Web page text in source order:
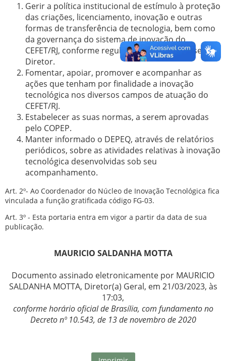
Gerir a política institucional de estímulo à proteção
das criações, licenciamento, inovação e outras
formas de transferência de tecnologia, bem como
da governança do sistema de inovação do
CEFET/RJ, conforme regulamentação do Conselho
Diretor.
Fomentar, apoiar, promover e acompanhar as
ações que tenham por finalidade a inovação
tecnológica nos diversos campos de atuação do
CEFET/RJ.
Estabelecer as suas normas, a serem aprovadas
pelo COPEP.
Manter informado o DEPEQ, através de relatórios
periódicos, sobre as atividades relativas à inovação
tecnológica desenvolvidas sob seu
acompanhamento.
Art. 2º- Ao Coordenador do Núcleo de Inovação Tecnológica fica
vinculada a função gratificada código FG-03.
Art. 3º - Esta portaria entra em vigor a partir da data de sua
publicação.
MAURICIO SALDANHA MOTTA
Documento assinado eletronicamente por MAURICIO
SALDANHA MOTTA, Diretor(a) Geral, em 21/03/2023, às
17:03,
conforme horário oficial de Brasília, com fundamento no
Decreto nº 10.543, de 13 de novembro de 2020